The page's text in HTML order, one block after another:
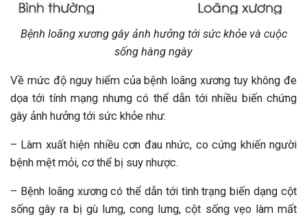
Bệnh loãng xương gây ảnh hưởng tới sức khỏe và cuộc
sống hàng ngày
Về mức độ nguy hiểm của bệnh loãng xương tuy không đe
dọa tới tính mạng nhưng có thể dẫn tới nhiều biến chứng
gây ảnh hưởng tới sức khỏe như:
– Làm xuất hiện nhiều cơn đau nhức, co cứng khiến người
bệnh mệt mỏi, cơ thể bị suy nhược.
– Bệnh loãng xương có thể dẫn tới tình trạng biến dạng cột
sống gây ra bị gù lưng, cong lưng, cột sống vẹo làm mất